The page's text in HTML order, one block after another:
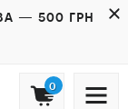
— 500 ГРН
0